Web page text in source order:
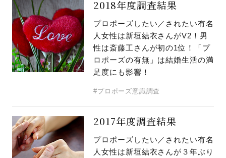
2018年度調査結果
プロポーズしたい／されたい有名
人女性は新垣結衣さんがV2！男
性は斎藤工さんが初の1位！「プ
ロポーズの有無」は結婚生活の満
足度にも影響！
#プロポーズ意識調査
2017年度調査結果
プロポーズしたい／されたい有名
人女性は新垣結衣さんが３年ぶり